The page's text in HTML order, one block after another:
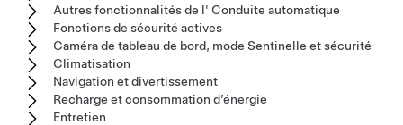
Autres fonctionnalités de l' Conduite automatique
Fonctions de sécurité actives
Caméra de tableau de bord, mode Sentinelle et sécurité
Climatisation
Navigation et divertissement
Recharge et consommation d’énergie
Entretien